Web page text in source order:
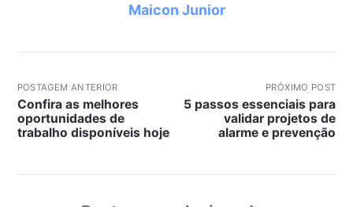
Maicon Junior
POSTAGEM ANTERIOR
Confira as melhores
oportunidades de
trabalho disponíveis hoje
PRÓXIMO POST
5 passos essenciais para
validar projetos de
alarme e prevenção